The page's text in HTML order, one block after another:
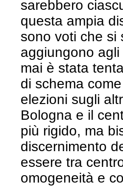
sarebbero
questa ampia
sono voti che si
aggiungono
mai è stata
di schema
elezioni sugli
Bologna e il
più rigido, ma
discernimento
essere tra
omogeneità e